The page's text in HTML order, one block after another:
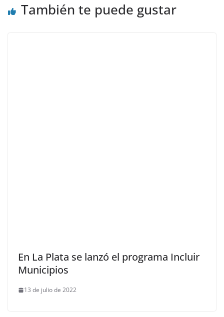
También te puede gustar
En La Plata se lanzó el programa Incluir
Municipios
13 de julio de 2022